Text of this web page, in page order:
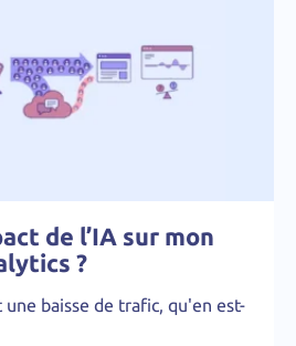
de l’IA sur mon
?
une baisse de trafic, qu'en est-